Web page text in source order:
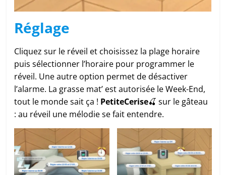
Réglage
Cliquez sur le réveil et choisissez la plage horaire
puis sélectionner l’horaire pour programmer le
réveil. Une autre option permet de désactiver
l’alarme. La grasse mat’ est autorisée le Week-End,
tout le monde sait ça ! PetiteCerise🍒 sur le gâteau
: au réveil une mélodie se fait entendre.